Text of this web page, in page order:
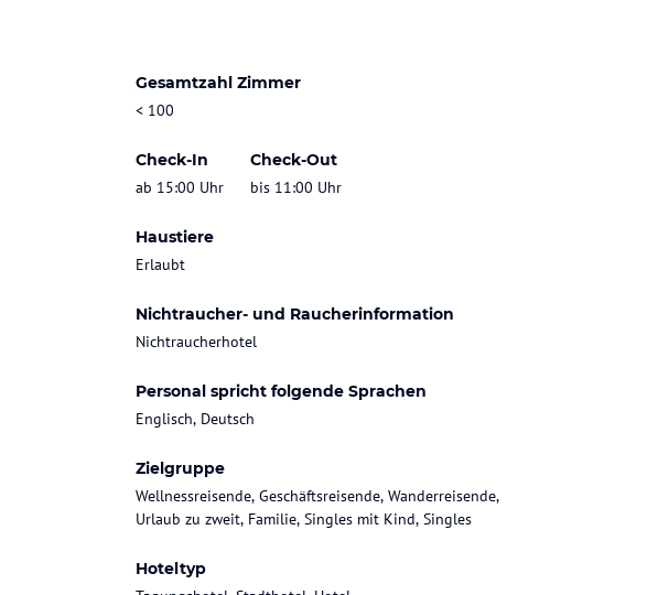
Gesamtzahl Zimmer
< 100
Check-In
ab 15:00 Uhr
Check-Out
bis 11:00 Uhr
Haustiere
Erlaubt
Nichtraucher- und Raucherinformation
Nichtraucherhotel
Personal spricht folgende Sprachen
Englisch, Deutsch
Zielgruppe
Wellnessreisende, Geschäftsreisende, Wanderreisende,
Urlaub zu zweit, Familie, Singles mit Kind, Singles
Hoteltyp